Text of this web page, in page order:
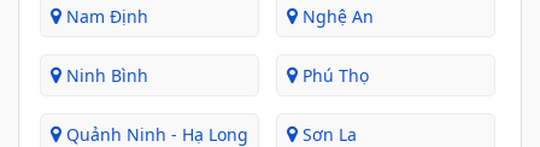
Nam Định Nghệ An
Ninh Bình Phú Thọ
Quảnh Ninh - Hạ Long Sơn La